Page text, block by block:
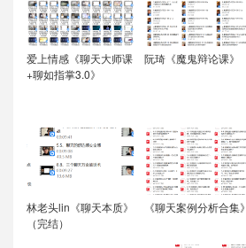
爱上情感《聊天大师课
+聊如指掌3.0》
阮琦《魔鬼辩论课》
林老头lin《聊天本质》
（完结）
《聊天案例分析合集》